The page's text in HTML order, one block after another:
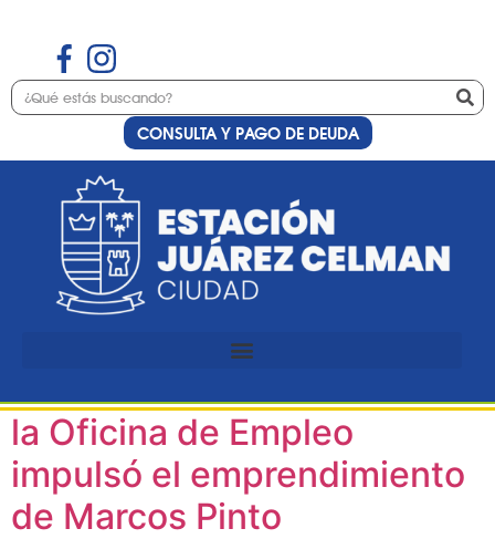
CONSULTA Y PAGO DE DEUDA
Etiqueta:
emprendedor
De escribir a mano a tener
la Oficina de Empleo
impulsó el emprendimiento
de Marcos Pinto